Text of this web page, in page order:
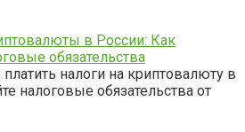
в России: Как
обязательства
налоги на криптовалюту в
налоговые обязательства от